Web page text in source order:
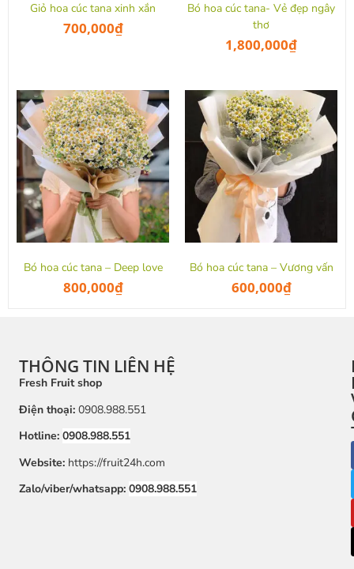
Giỏ hoa cúc tana xinh xắn
700,000₫
Bó hoa cúc tana- Vẻ đẹp ngây
thơ
1,800,000₫
Bó hoa cúc tana – Deep love
800,000₫
Bó hoa cúc tana – Vương vấn
600,000₫
THÔNG TIN LIÊN HỆ
Fresh Fruit shop
Điện thoại: 0908.988.551
Hotline: 0908.988.551
Website: https://fruit24h.com
Zalo/viber/whatsapp: 0908.988.551